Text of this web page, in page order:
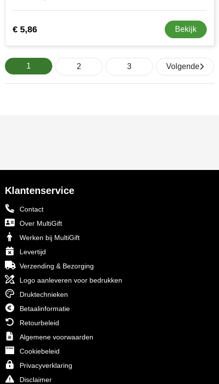
€ 5,86 Bekijk
1 2 3 Volgende
Klantenservice
Contact
Over MultiGift
Werken bij MultiGift
Levertijd
Verzending & Bezorging
Logo aanleveren voor bedrukken
Druktechnieken
Betaalinformatie
Retourbeleid
Algemene voorwaarden
Cookiebeleid
Privacyverklaring
Disclaimer